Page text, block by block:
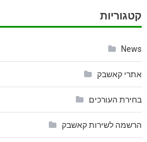
קטגוריות
News
אתרי קאשבק
בחירת העורכים
הרשמה לשירות קאשבק